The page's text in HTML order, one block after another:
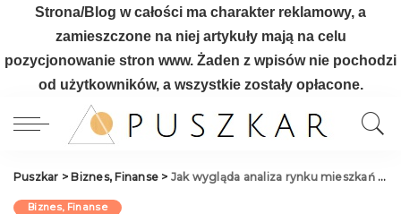
Strona/Blog w całości ma charakter reklamowy, a
zamieszczone na niej artykuły mają na celu
pozycjonowanie stron www. Żaden z wpisów nie pochodzi
od użytkowników, a wszystkie zostały opłacone.
Puszkar > Biznes, Finanse > Jak wygląda analiza rynku mieszkań w Koninie – ceny i prognozy
Biznes, Finanse